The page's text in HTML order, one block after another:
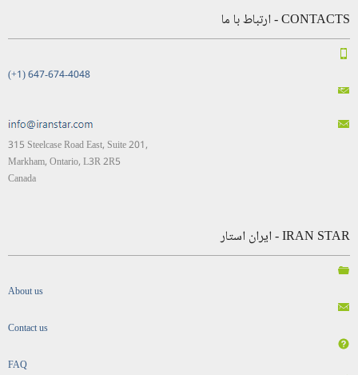
CONTACTS - ارتباط با ما
(+1) 647-674-4048
315 Steelcase Road East, Suite 201,
Markham, Ontario, L3R 2R5
Canada
IRAN STAR - ایران استار
About us
Contact us
FAQ